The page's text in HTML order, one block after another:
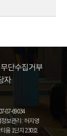
는 시계열
가정은 기후
단수집거부
자
87-69034
정보관리 : 허지영
움 1단지 230호